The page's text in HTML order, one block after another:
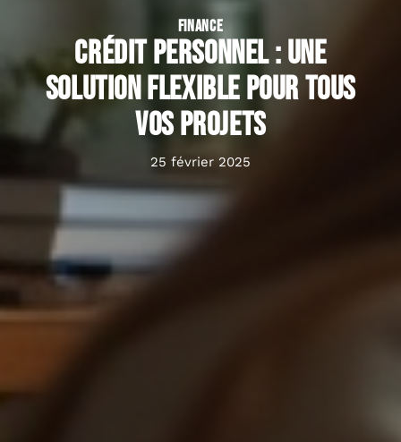
FINANCE
Crédit personnel : une
solution flexible pour tous
vos projets
25 février 2025